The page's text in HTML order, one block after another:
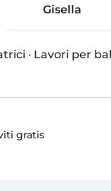
Gisella
· Lavori per
gratis